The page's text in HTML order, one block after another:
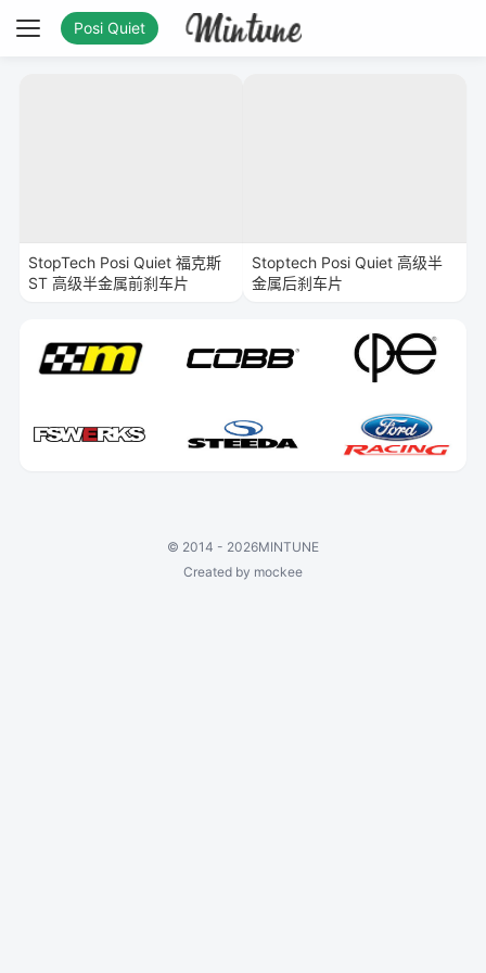
Posi Quiet
StopTech Posi Quiet 福克斯
ST 高级半金属前刹车片
Stoptech Posi Quiet 高级半
金属后刹车片
© 2014 - 2026MINTUNE
Created by mockee